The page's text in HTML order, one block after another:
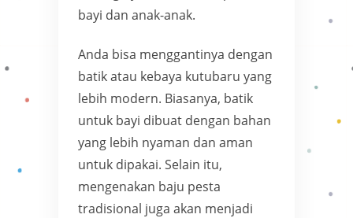
bayi dan anak-anak.
Anda bisa menggantinya dengan
batik atau kebaya kutubaru yang
lebih modern. Biasanya, batik
untuk bayi dibuat dengan bahan
yang lebih nyaman dan aman
untuk dipakai. Selain itu,
mengenakan baju pesta
tradisional juga akan menjadi